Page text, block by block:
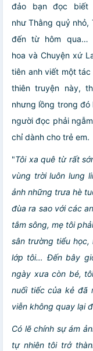
đảo bạn đọc biết
như Thằng quỷ nhỏ,
đến từ hôm qua…
hoa và Chuyện xứ
tiên anh viết một
thiên truyện này,
nhưng lồng trong
người đọc phải
chỉ dành cho trẻ em.
"Tôi xa quê từ rất
vùng trời luôn lung
ảnh những trưa hè
đùa ra sao với các
tắm sông, mẹ tôi
sân trường tiểu
lớp tôi… Đến bây
ngày xưa còn bé,
nuối tiếc của kẻ đã
viễn không quay lại
Có lẽ chính sự ám
tự nhiên tôi trở